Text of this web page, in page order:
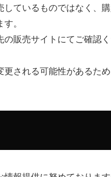
ているものではなく、
。
販売サイトにてご確認く
される可能性があるた